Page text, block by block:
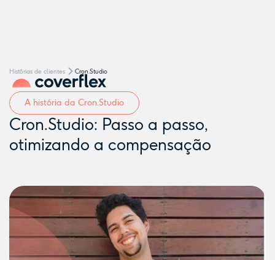
Hist´órias de clientes Cron.Studio
A história da Cron.Studio
Cron.Studio: Passo a passo,
otimizando a compensação